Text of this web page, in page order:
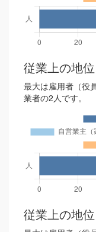
従業上の地位
最大は雇用者（役
業者の2人です。
従業上の地位